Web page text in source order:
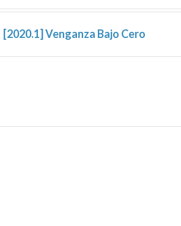
[2020.1] Venganza Bajo Cero